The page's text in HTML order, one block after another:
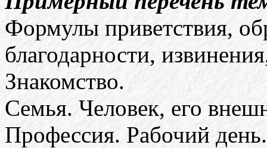
Формулы приветствия,
благодарности,
Знакомство.
Семья. Человек, его
Профессия. Рабочий день.